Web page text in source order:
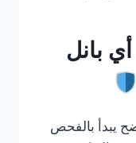
بانل
يبدأ بالفحص